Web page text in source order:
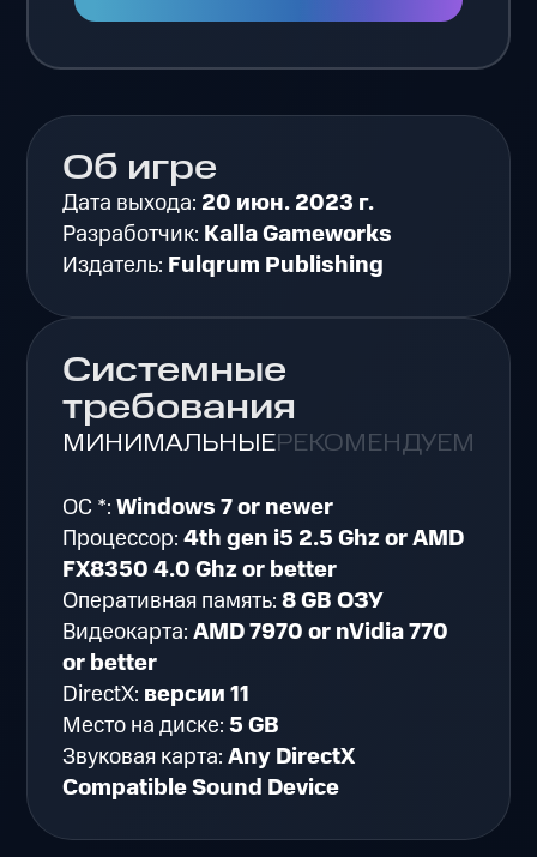
Об игре
Дата выхода: 20 июн. 2023 г.
Разработчик: Kalla Gameworks
Издатель: Fulqrum Publishing
Системные
требования
МИНИМАЛЬНЫЕРЕКОМЕНДУЕМЫЕ
ОС *:Windows 7 or newer
Процессор:4th gen i5 2.5 Ghz or AMD
FX8350 4.0 Ghz or better
Оперативная память:8 GB ОЗУ
Видеокарта:AMD 7970 or nVidia 770
or better
DirectX: версии 11
Место на диске:5 GB
Звуковая карта:Any DirectX
Compatible Sound Device